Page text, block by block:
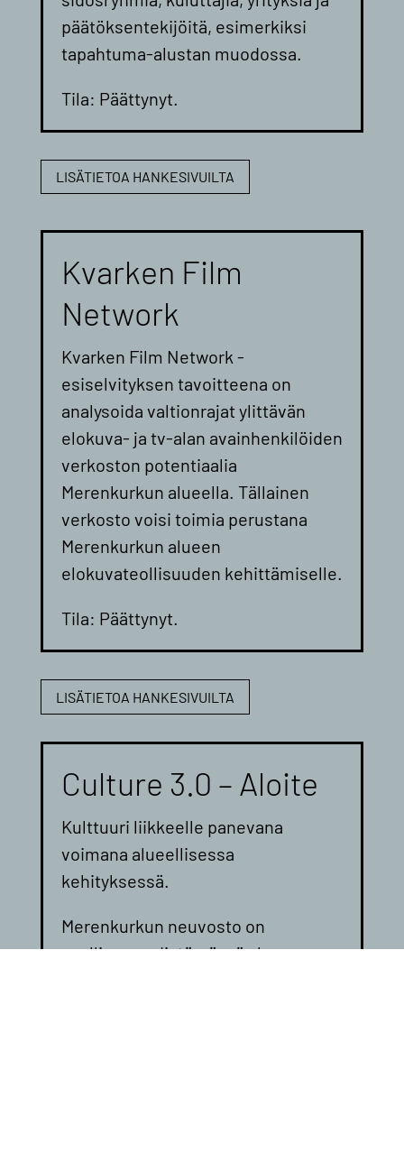
päätöksentekijöitä, esimerkiksi
tapahtuma-alustan muodossa.
Tila: Päättynyt.
LISÄTIETOA HANKESIVUILTA
Kvarken Film
Network
Kvarken Film Network -
esiselvityksen tavoitteena on
analysoida valtionrajat ylittävän
elokuva- ja tv-alan avainhenkilöiden
verkoston potentiaalia
Merenkurkun alueella. Tällainen
verkosto voisi toimia perustana
Merenkurkun alueen
elokuvateollisuuden kehittämiselle.
Tila: Päättynyt.
LISÄTIETOA HANKESIVUILTA
Culture 3.0 – Aloite
Kulttuuri liikkeelle panevana
voimana alueellisessa
kehityksessä.
Merenkurkun neuvosto on
osallisena edistämässä alueen